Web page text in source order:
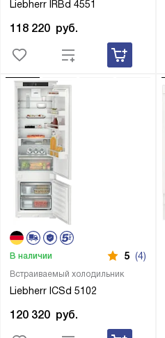
Liebherr IRBd 4551
118 220 руб.
Встраиваемый холодильник
Liebherr ICSd 5102
В наличии 5 (4)
120 320 руб.